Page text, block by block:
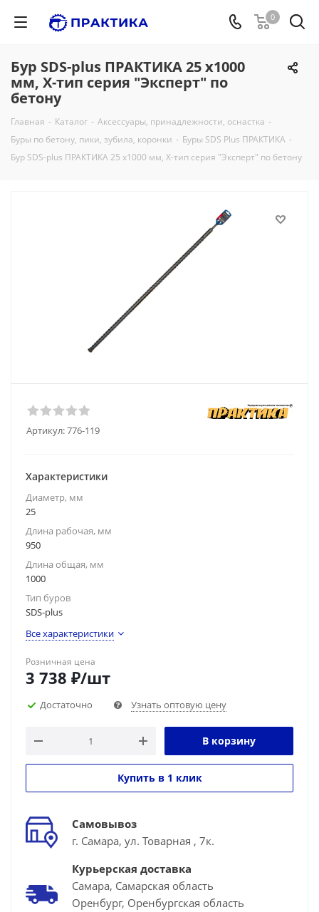
0
Бур SDS-plus ПРАКТИКА 25 х1000
мм, Х-тип серия "Эксперт" по
бетону
Главная - Каталог - Аксессуары, принадлежности, оснастка -
Буры по бетону, пики, зубила, коронки - Буры SDS Plus ПРАКТИКА -
Бур SDS-plus ПРАКТИКА 25 х1000 мм, Х-тип серия "Эксперт" по бетону
Артикул:776-119
Характеристики
Диаметр, мм
25
Длина рабочая, мм
950
Длина общая, мм
1000
Тип буров
SDS-plus
Все характеристики
Розничная цена
3 738 ₽/шт
Достаточно Узнать оптовую цену
В корзину
Купить в 1 клик
Самовывоз
г. Самара, ул. Товарная , 7к.
Курьерская доставка
Самара, Самарская область
Оренбург, Оренбургская область